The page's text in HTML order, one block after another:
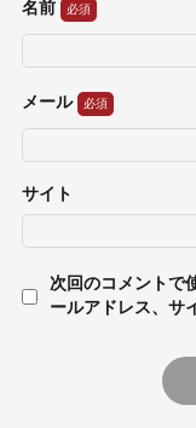
名前
メール
サイト
次回のコメントで
ールアドレス、サ